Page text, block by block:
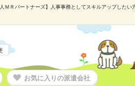
人ＭＲパートナーズ】人事事務としてスキルアップした
お気に入りの派遣会社